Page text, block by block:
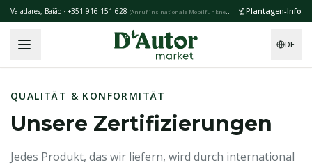
Skip to main content
Valadares, Baião · +351 916 151 628 (Anruf ins nationale Mobilfunknetz Plantagen-Info
DE
QUALITÄT & KONFORMITÄT
Unsere Zertifizierungen
Jedes Produkt, das wir liefern, wird durch international